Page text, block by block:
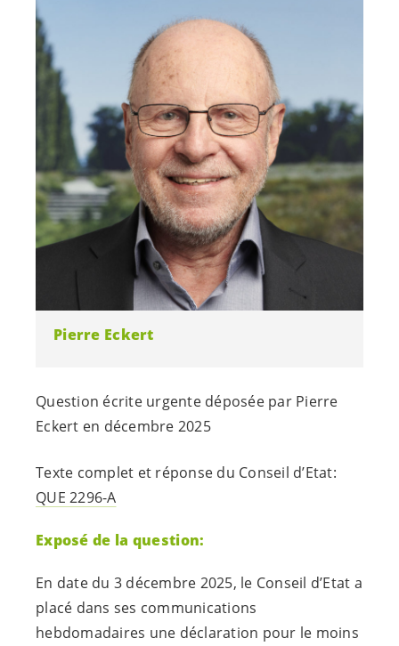
Pierre Eckert
Question écrite urgente déposée par Pierre
Eckert en décembre 2025
Texte complet et réponse du Conseil d’Etat:
QUE 2296-A
Exposé de la question:
En date du 3 décembre 2025, le Conseil d’Etat a
placé dans ses communications
hebdomadaires une déclaration pour le moins